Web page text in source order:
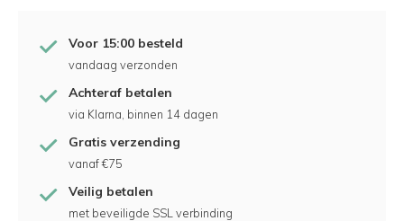
Voor 15:00 besteld
vandaag verzonden
Achteraf betalen
via Klarna, binnen 14 dagen
Gratis verzending
vanaf €75
Veilig betalen
met beveiligde SSL verbinding